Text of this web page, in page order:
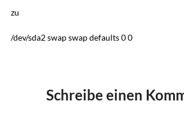
zu
/dev/sda2 swap swap defaults 0 0
Schreibe einen